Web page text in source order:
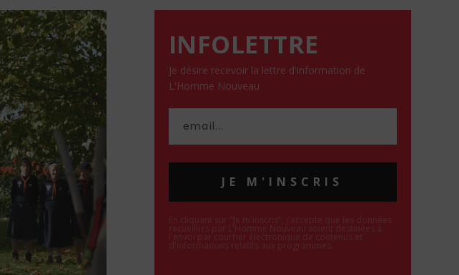
INFOLETTRE
Je désire recevoir la lettre d'information de
L'Homme Nouveau
JE M'INSCRIS
En cliquant sur "Je m'inscris", j'accepte que les données
recueillies par L'Homme Nouveau soient destinées à
l'envoi par courrier électronique de contenus et
d'informations relatifs aux programmes.